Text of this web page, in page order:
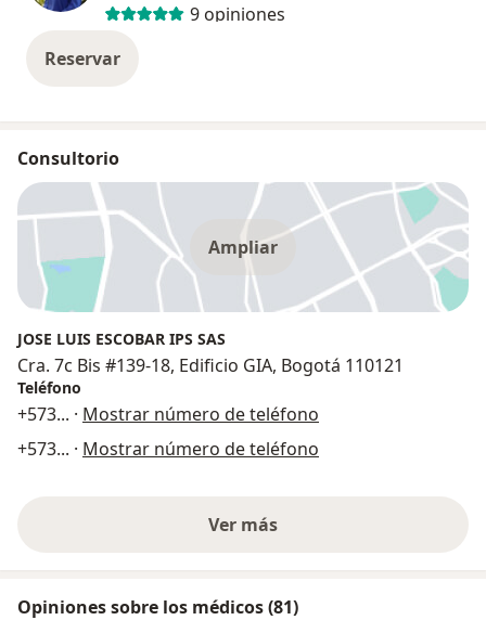
9 opiniones
Reservar
Consultorio
Ampliar
JOSE LUIS ESCOBAR IPS SAS
Cra. 7c Bis #139-18, Edificio GIA, Bogotá 110121
Teléfono
+573... · Mostrar número de teléfono
+573... · Mostrar número de teléfono
Ver más
Opiniones sobre los médicos (81)